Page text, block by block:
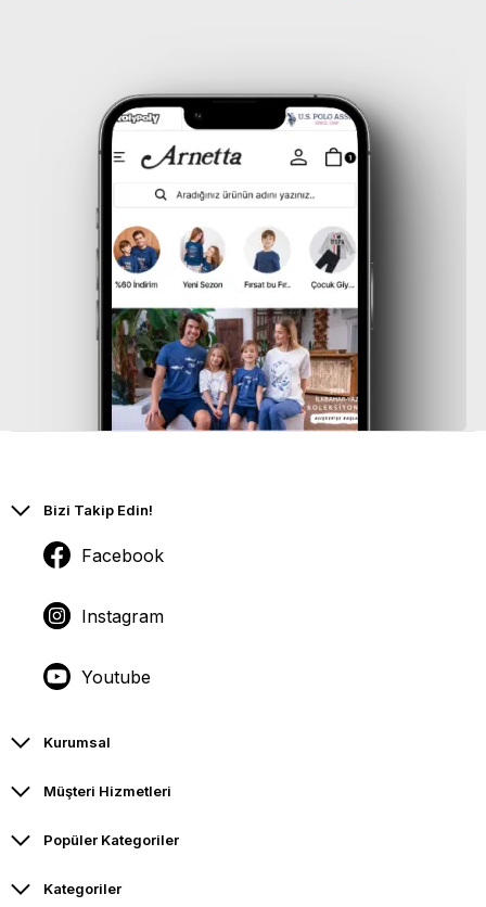
Bizi Takip Edin!
Facebook
Instagram
Youtube
Kurumsal
Müşteri Hizmetleri
Popüler Kategoriler
Kategoriler